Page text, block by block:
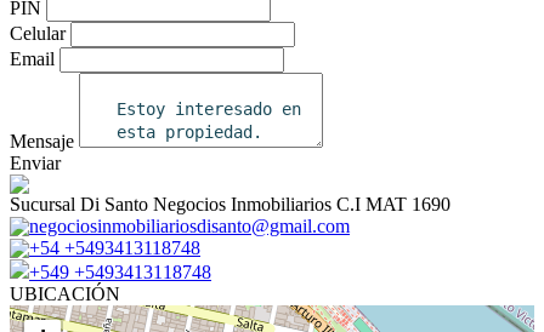
PIN
Celular
Email
Mensaje
Enviar
Sucursal Di Santo Negocios Inmobiliarios C.I MAT 1690
negociosinmobiliariosdisanto@gmail.com
+54 +5493413118748
+549 +5493413118748
UBICACIÓN